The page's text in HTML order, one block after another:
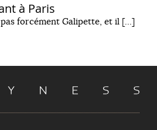
à Paris
forcément Galipette, et il […]